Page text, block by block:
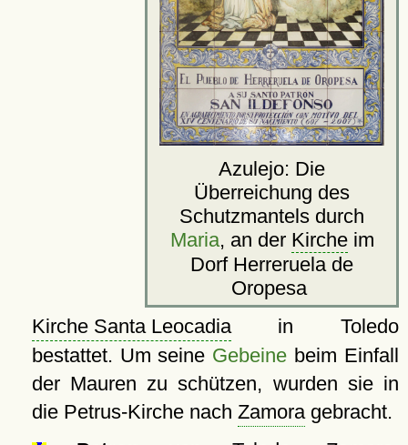
Azulejo: Die
Überreichung des
Schutzmantels durch
Maria, an der Kircheim
Dorf Herreruela de
Oropesa
Kirche Santa Leocadiain Toledo
bestattet. Um seine Gebeine beim Einfall
der Mauren zu schützen, wurden sie in
die Petrus-Kirche nach Zamoragebracht.